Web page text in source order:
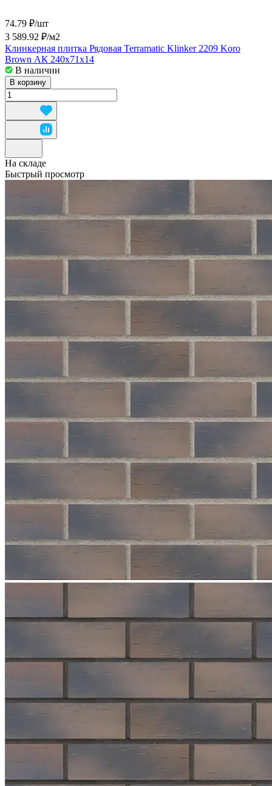
74.79 ₽/шт
3 589.92 ₽/м2
Клинкерная плитка Рядовая Terramatic Klinker 2209 Koro
Brown АК 240x71x14
В наличии
В корзину
На складе
Быстрый просмотр